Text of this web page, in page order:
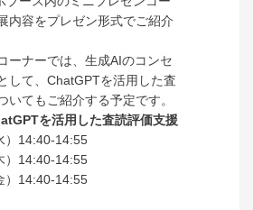
内容をプレゼン形式でご紹介
ーナーでは、生成AIのコンセ
して、ChatGPTを活用した査
いてもご紹介する予定です。
を活用した査読評価支援
14:40-14:55
14:40-14:55
14:40-14:55